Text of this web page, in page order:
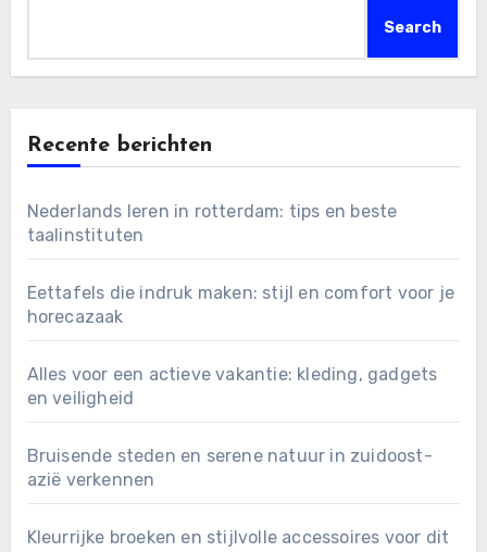
Search
Recente berichten
Nederlands leren in rotterdam: tips en beste
taalinstituten
Eettafels die indruk maken: stijl en comfort voor je
horecazaak
Alles voor een actieve vakantie: kleding, gadgets
en veiligheid
Bruisende steden en serene natuur in zuidoost-
azië verkennen
Kleurrijke broeken en stijlvolle accessoires voor dit